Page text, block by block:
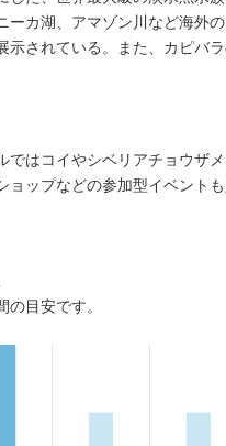
ーカ湖、アマゾン川など海外
されている。また、カピバ
ではコイやシベリアチョウザ
ップなどの参加型イベントも
目安です。